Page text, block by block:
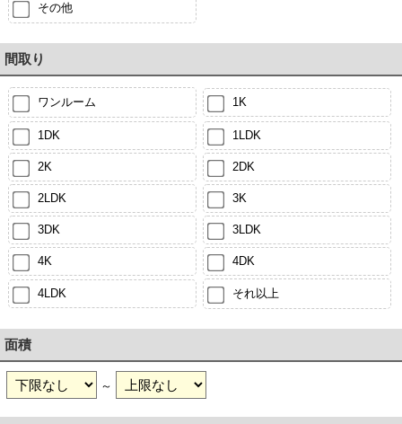
その他
間取り
ワンルーム 1K
1DK 1LDK
2K 2DK
2LDK 3K
3DK 3LDK
4K 4DK
4LDK それ以上
面積
～